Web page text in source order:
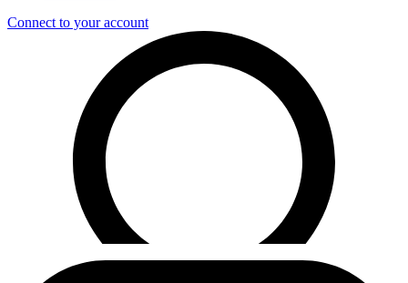
Connect to your account